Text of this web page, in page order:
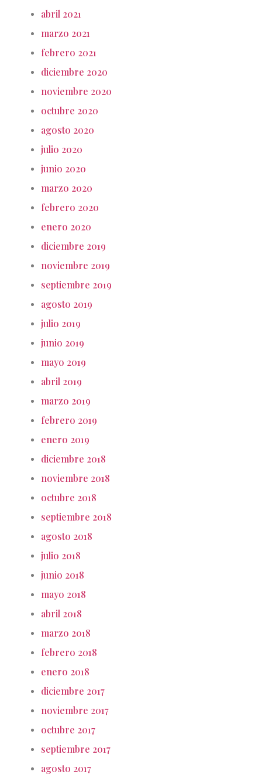
abril 2021
marzo 2021
febrero 2021
diciembre 2020
noviembre 2020
octubre 2020
agosto 2020
julio 2020
junio 2020
marzo 2020
febrero 2020
enero 2020
diciembre 2019
noviembre 2019
septiembre 2019
agosto 2019
julio 2019
junio 2019
mayo 2019
abril 2019
marzo 2019
febrero 2019
enero 2019
diciembre 2018
noviembre 2018
octubre 2018
septiembre 2018
agosto 2018
julio 2018
junio 2018
mayo 2018
abril 2018
marzo 2018
febrero 2018
enero 2018
diciembre 2017
noviembre 2017
octubre 2017
septiembre 2017
agosto 2017